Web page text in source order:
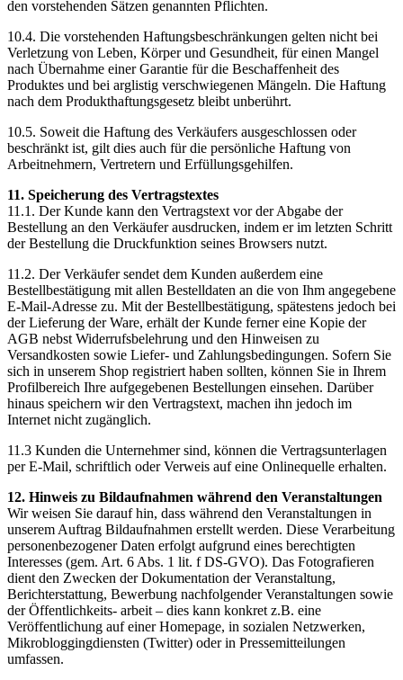
den vorstehenden Sätzen genannten Pflichten.
10.4. Die vorstehenden Haftungsbeschränkungen gelten nicht bei
Verletzung von Leben, Körper und Gesundheit, für einen Mangel
nach Übernahme einer Garantie für die Beschaffenheit des
Produktes und bei arglistig verschwiegenen Mängeln. Die Haftung
nach dem Produkthaftungsgesetz bleibt unberührt.
10.5. Soweit die Haftung des Verkäufers ausgeschlossen oder
beschränkt ist, gilt dies auch für die persönliche Haftung von
Arbeitnehmern, Vertretern und Erfüllungsgehilfen.
11. Speicherung des Vertragstextes
11.1. Der Kunde kann den Vertragstext vor der Abgabe der
Bestellung an den Verkäufer ausdrucken, indem er im letzten Schritt
der Bestellung die Druckfunktion seines Browsers nutzt.
11.2. Der Verkäufer sendet dem Kunden außerdem eine
Bestellbestätigung mit allen Bestelldaten an die von Ihm angegebene
E-Mail-Adresse zu. Mit der Bestellbestätigung, spätestens jedoch bei
der Lieferung der Ware, erhält der Kunde ferner eine Kopie der
AGB nebst Widerrufsbelehrung und den Hinweisen zu
Versandkosten sowie Liefer- und Zahlungsbedingungen. Sofern Sie
sich in unserem Shop registriert haben sollten, können Sie in Ihrem
Profilbereich Ihre aufgegebenen Bestellungen einsehen. Darüber
hinaus speichern wir den Vertragstext, machen ihn jedoch im
Internet nicht zugänglich.
11.3 Kunden die Unternehmer sind, können die Vertragsunterlagen
per E-Mail, schriftlich oder Verweis auf eine Onlinequelle erhalten.
12. Hinweis zu Bildaufnahmen während den Veranstaltungen
Wir weisen Sie darauf hin, dass während den Veranstaltungen in
unserem Auftrag Bildaufnahmen erstellt werden. Diese Verarbeitung
personenbezogener Daten erfolgt aufgrund eines berechtigten
Interesses (gem. Art. 6 Abs. 1 lit. f DS-GVO). Das Fotografieren
dient den Zwecken der Dokumentation der Veranstaltung,
Berichterstattung, Bewerbung nachfolgender Veranstaltungen sowie
der Öffentlichkeits- arbeit – dies kann konkret z.B. eine
Veröffentlichung auf einer Homepage, in sozialen Netzwerken,
Mikrobloggingdiensten (Twitter) oder in Pressemitteilungen
umfassen.